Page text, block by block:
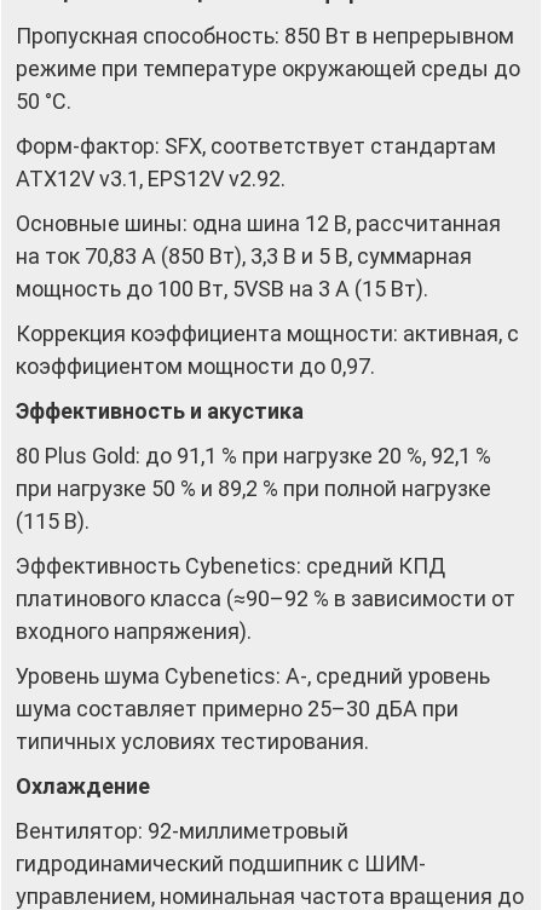
Пропускная способность: 850 Вт в непрерывном
режиме при температуре окружающей среды до
50 °C.
Форм-фактор: SFX, соответствует стандартам
ATX12V v3.1, EPS12V v2.92.
Основные шины: одна шина 12 В, рассчитанная
на ток 70,83 А (850 Вт), 3,3 В и 5 В, суммарная
мощность до 100 Вт, 5VSB на 3 А (15 Вт).
Коррекция коэффициента мощности: активная, с
коэффициентом мощности до 0,97.
Эффективность и акустика
80 Plus Gold: до 91,1 % при нагрузке 20 %, 92,1 %
при нагрузке 50 % и 89,2 % при полной нагрузке
(115 В).
Эффективность Cybenetics: средний КПД
платинового класса (≈90–92 % в зависимости от
входного напряжения).
Уровень шума Cybenetics: A‑, средний уровень
шума составляет примерно 25–30 дБА при
типичных условиях тестирования.
Охлаждение
Вентилятор: 92-миллиметровый
гидродинамический подшипник с ШИМ-
управлением, номинальная частота вращения до